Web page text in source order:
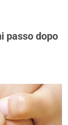
passo dopo